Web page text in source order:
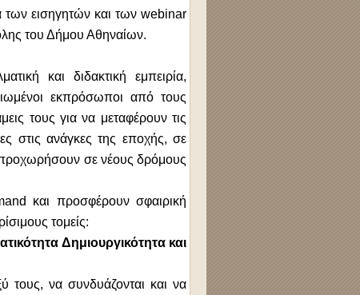
των εισηγητών και των webinar
του Δήμου Αθηναίων.
και διδακτική εμπειρία,
εκπρόσωποι από τους
τους για να μεταφέρουν τις
στις ανάγκες της εποχής, σε
προχωρήσουν σε νέους δρόμους
και προσφέρουν σφαιρική
τομείς:
Δημιουργικότητα και
τους, να συνδυάζονται και να